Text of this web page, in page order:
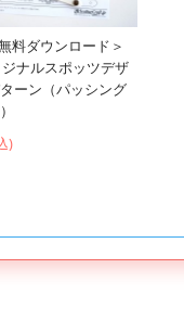
料ダウンロード＞
ジナルスポッツデザ
ーン（パッシング
)